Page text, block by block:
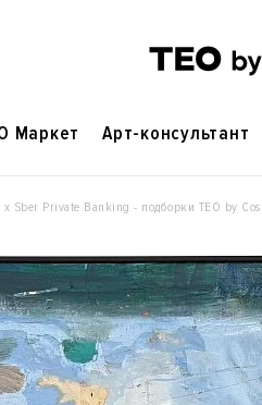
Маркет Арт-консультант
x Sber Private Banking - подборки ТЕO by